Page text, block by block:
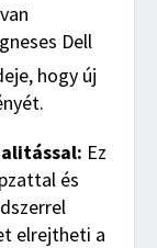
Dell
hogy új
Ez
és
elrejtheti a